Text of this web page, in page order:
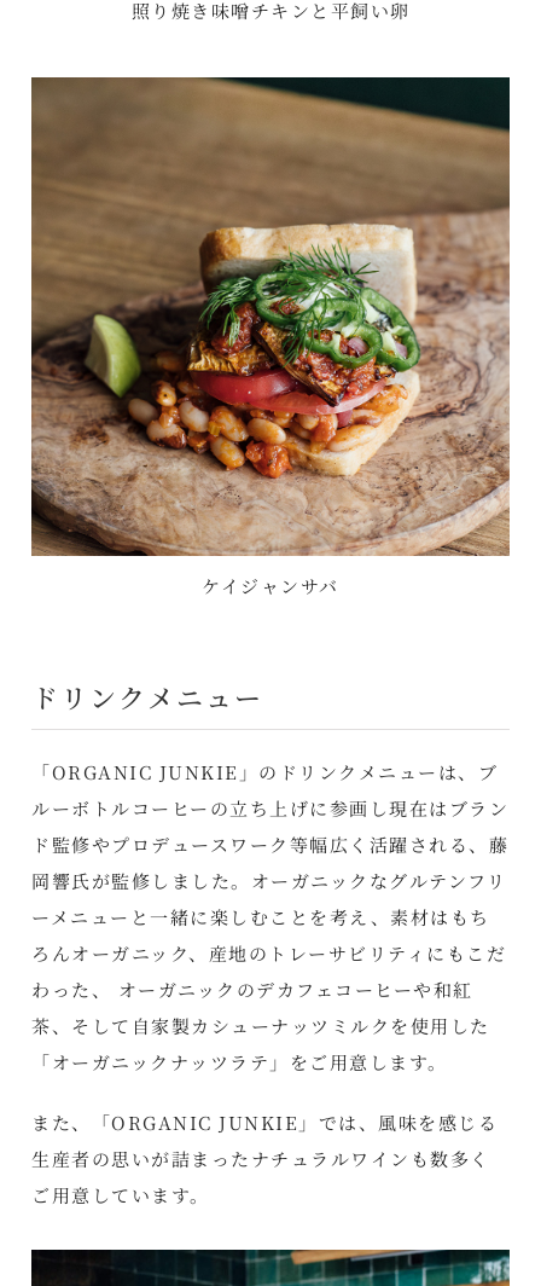
照り焼き味噌チキンと平飼い卵
ケイジャンサバ
ドリンクメニュー
「ORGANIC JUNKIE」のドリンクメニューは、ブ
ルーボトルコーヒーの立ち上げに参画し現在はブラン
ド監修やプロデュースワーク等幅広く活躍される、藤
岡響氏が監修しました。オーガニックなグルテンフリ
ーメニューと一緒に楽しむことを考え、素材はもち
ろんオーガニック、産地のトレーサビリティにもこだ
わった、 オーガニックのデカフェコーヒーや和紅
茶、そして自家製カシューナッツミルクを使用した
「オーガニックナッツラテ」をご用意します。
また、「ORGANIC JUNKIE」では、風味を感じる
生産者の思いが詰まったナチュラルワインも数多く
ご用意しています。